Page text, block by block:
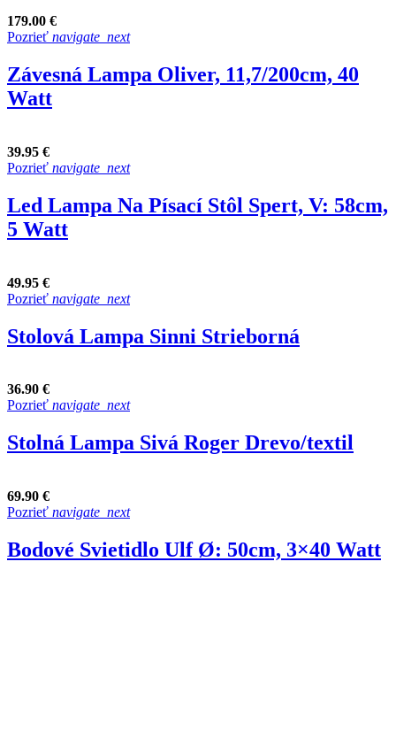
179.00 €
Pozrieť navigate_next
Závesná Lampa Oliver, 11,7/200cm, 40
Watt
39.95 €
Pozrieť navigate_next
Led Lampa Na Písací Stôl Spert, V: 58cm,
5 Watt
49.95 €
Pozrieť navigate_next
Stolová Lampa Sinni Strieborná
36.90 €
Pozrieť navigate_next
Stolná Lampa Sivá Roger Drevo/textil
69.90 €
Pozrieť navigate_next
Bodové Svietidlo Ulf Ø: 50cm, 3×40 Watt